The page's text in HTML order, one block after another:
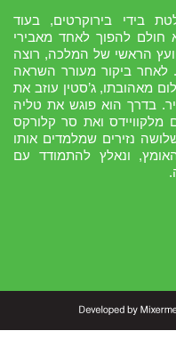
בידי בירוקרטים, בעוד
חולם להפוך לאחד מאבירי
הראשי של המלכה, רוצה
לאחר ביקור מעורר השראה
מאהובתו, ג’סטין עוזב את
בדרך הוא פוגש את טליה
ואת סר קלורקס
נזירים שמלמדים אותו
ונאלץ להתמודד עם